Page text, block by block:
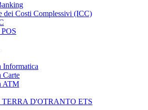
dei Costi Complessivi (ICC)
Informatica
Carte
ATM
D'OTRANTO ETS